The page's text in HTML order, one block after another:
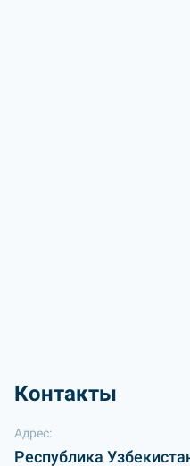
Контакты
Адрес:
Республика